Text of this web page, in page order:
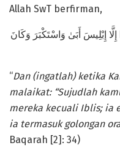
Allah SwT berfirman,
إِبْلِيسَ أَبَىٰ وَاسْتَكْبَرَ وَكَانَ
“Dan (ingatlah) ketika
malaikat: “Sujudlah
mereka kecuali Iblis; ia
ia termasuk golongan
Baqarah [2]: 34)